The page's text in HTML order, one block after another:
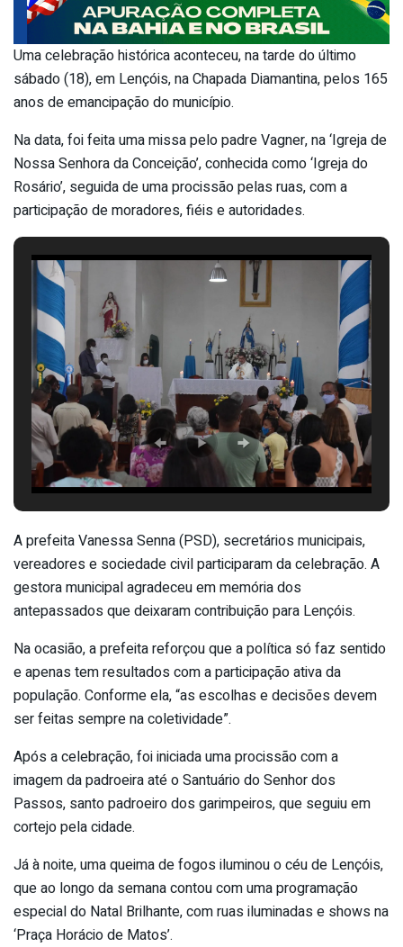
Uma celebração histórica aconteceu, na tarde do último
sábado (18), em Lençóis, na Chapada Diamantina, pelos 165
anos de emancipação do município.
Na data, foi feita uma missa pelo padre Vagner, na ‘Igreja de
Nossa Senhora da Conceição’, conhecida como ‘Igreja do
Rosário’, seguida de uma procissão pelas ruas, com a
participação de moradores, fiéis e autoridades.
A prefeita Vanessa Senna (PSD), secretários municipais,
vereadores e sociedade civil participaram da celebração. A
gestora municipal agradeceu em memória dos
antepassados que deixaram contribuição para Lençóis.
Na ocasião, a prefeita reforçou que a política só faz sentido
e apenas tem resultados com a participação ativa da
população. Conforme ela, “as escolhas e decisões devem
ser feitas sempre na coletividade”.
Após a celebração, foi iniciada uma procissão com a
imagem da padroeira até o Santuário do Senhor dos
Passos, santo padroeiro dos garimpeiros, que seguiu em
cortejo pela cidade.
Já à noite, uma queima de fogos iluminou o céu de Lençóis,
que ao longo da semana contou com uma programação
especial do Natal Brilhante, com ruas iluminadas e shows na
‘Praça Horácio de Matos’.